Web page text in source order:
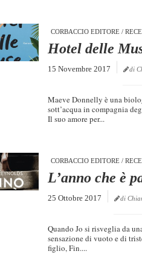
CORBACCIO EDITORE /
Hotel delle
15 Novembre 2017 di
Maeve Donnelly è una
sott’acqua in compagnia
Il suo amore per...
CORBACCIO EDITORE /
L’anno che è
25 Ottobre 2017 di
Quando Jo si risveglia da
sensazione di vuoto e di
figlio, Fin....